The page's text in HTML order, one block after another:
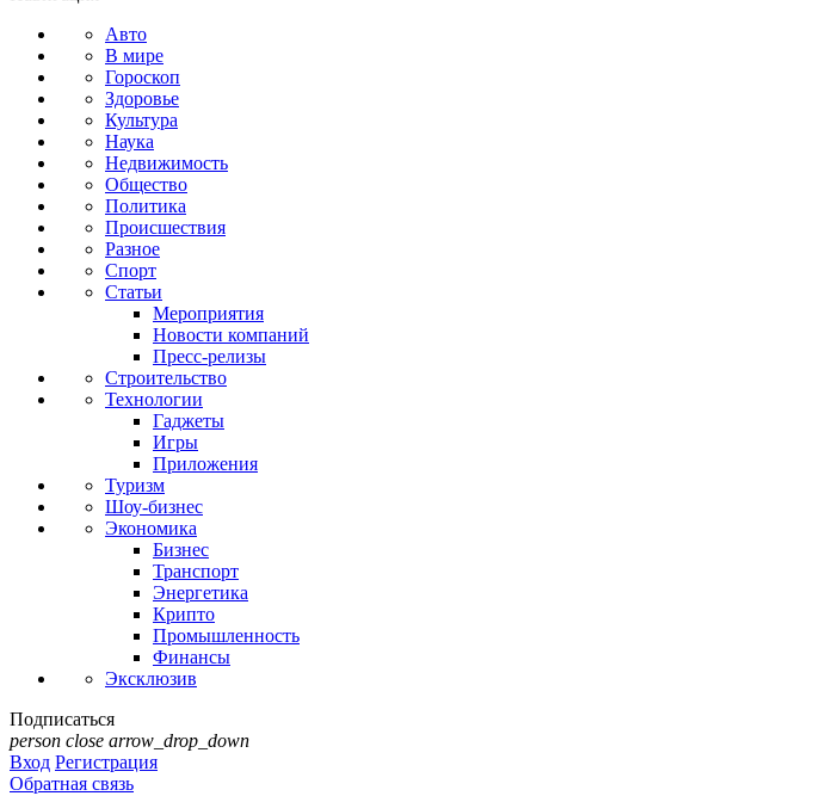
Авто
В мире
Гороскоп
Здоровье
Культура
Наука
Недвижимость
Общество
Политика
Происшествия
Разное
Спорт
Статьи
Мероприятия
Новости компаний
Пресс-релизы
Строительство
Технологии
Гаджеты
Игры
Приложения
Туризм
Шоу-бизнес
Экономика
Бизнес
Транспорт
Энергетика
Крипто
Промышленность
Финансы
Эксклюзив
Подписаться
person close arrow_drop_down
Вход Регистрация
Обратная связь